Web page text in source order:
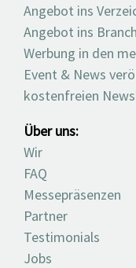
Angebot ins
Angebot ins
Werbung in den
Event & News
kostenfreien
Über uns:
Wir
FAQ
Messepräsenzen
Partner
Testimonials
Jobs